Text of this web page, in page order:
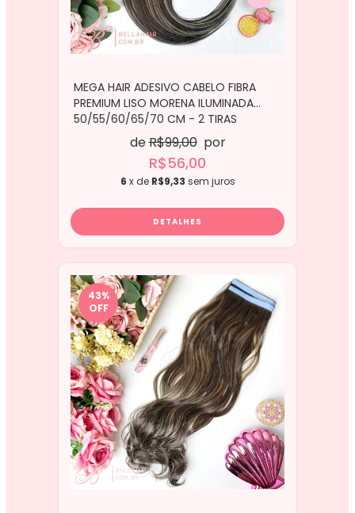
MEGA HAIR ADESIVO CABELO FIBRA
PREMIUM LISO MORENA ILUMINADA
50/55/60/65/70 CM - 2 TIRAS
deR$99,00 por
R$56,00
6 x de R$9,33 sem juros
DETALHES
43%
OFF